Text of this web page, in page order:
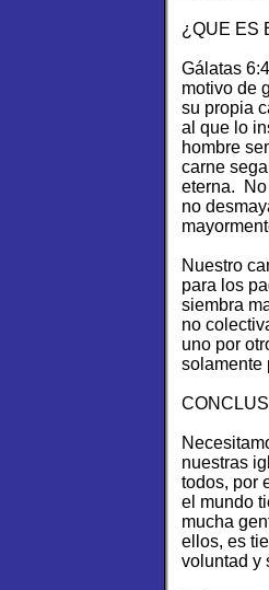
¿QUE ES
Gálatas
motivo de
su propia
al que lo
hombre
carne
eterna. No
no
Nuestro
para los
siembra
no
uno por
solamente
nuestras
todos, por
el mundo
mucha
ellos, es
voluntad y